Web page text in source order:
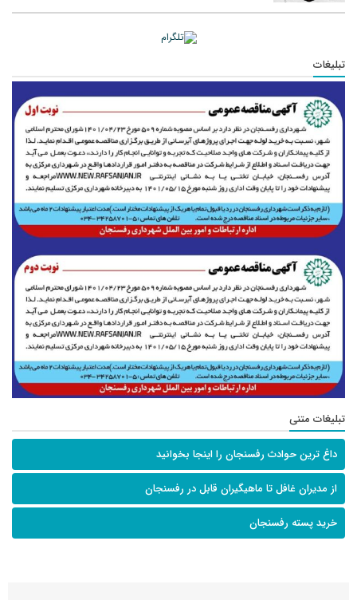
تبلیغات
تبلیغات متنی
داغ ترین حوادث رفسنجان را اینجا بخوانید
از مدیران غافل تا ماهیگیران قابل در رفسنجان
خرید پسته رفسنجان